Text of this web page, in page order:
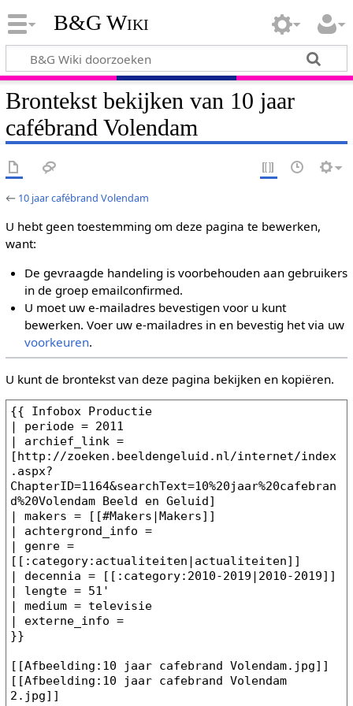
B&G Wiki
Brontekst bekijken van 10 jaar
cafébrand Volendam
← 10 jaar cafébrand Volendam
U hebt geen toestemming om deze pagina te bewerken,
want:
De gevraagde handeling is voorbehouden aan gebruikers
in de groep emailconfirmed.
U moet uw e-mailadres bevestigen voor u kunt
bewerken. Voer uw e-mailadres in en bevestig het via uw
voorkeuren.
U kunt de brontekst van deze pagina bekijken en kopiëren.